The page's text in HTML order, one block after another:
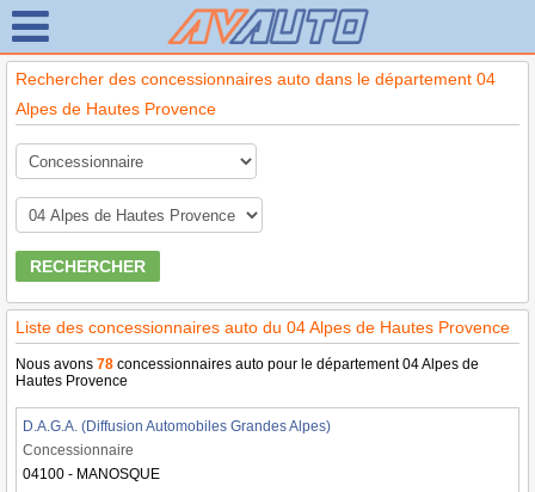
Rechercher des concessionnaires auto dans le département 04
Alpes de Hautes Provence
RECHERCHER
Liste des concessionnaires auto du 04 Alpes de Hautes Provence
Nous avons 78 concessionnaires auto pour le département 04 Alpes de
Hautes Provence
D.A.G.A. (Diffusion Automobiles Grandes Alpes)
Concessionnaire
04100 - MANOSQUE